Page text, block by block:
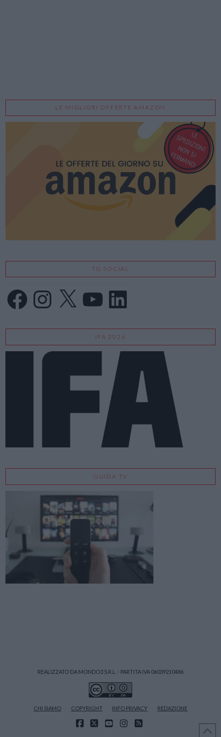
LE MIGLIORI OFFERTE AMAZON
TG SOCIAL
FacebookInstagram
X LinkedIn
IFA 2026
GUIDA TV
REALIZZATO DA MONDO3 S.R.L. - PARTITA IVA 06039210486
CHI SIAMO COPYRIGHT INFO PRIVACY REDAZIONE